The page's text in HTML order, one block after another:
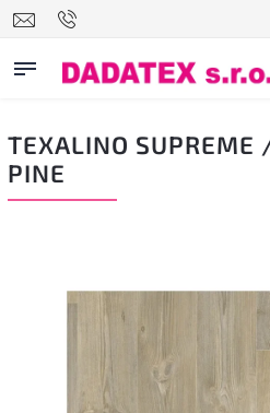
TEXALINO SUPREME
PINE